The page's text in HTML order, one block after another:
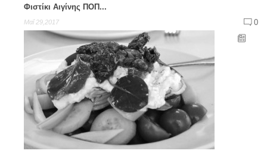
Φιστίκι Αιγίνης ΠΟΠ...
Μαΐ 29,2017 0